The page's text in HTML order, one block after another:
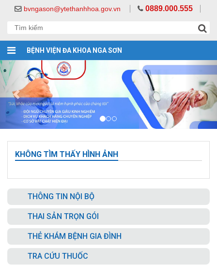
bvngason@ytethanhhoa.gov.vn 0889.000.555
BỆNH VIỆN ĐA KHOA NGA SƠN
KHÔNG TÌM THẤY HÌNH ẢNH
THÔNG TIN NỘI BỘ
THAI SẢN TRỌN GÓI
THẺ KHÁM BỆNH GIA ĐÌNH
TRA CỨU THUỐC